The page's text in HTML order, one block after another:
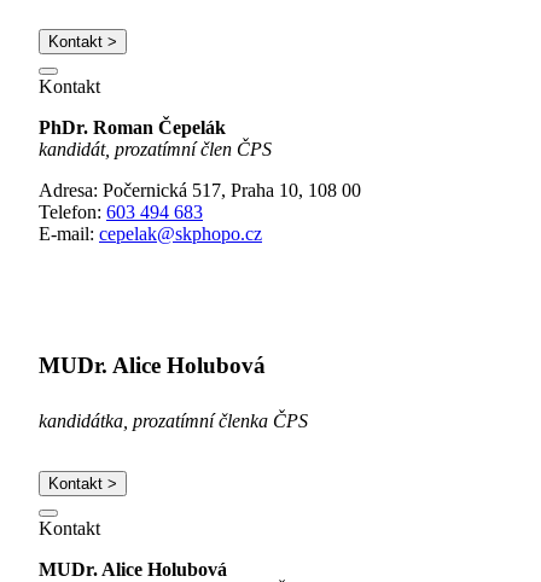
Kontakt >
Kontakt
PhDr. Roman Čepelák
kandidát, prozatímní člen ČPS
Adresa: Počernická 517, Praha 10, 108 00
Telefon: 603 494 683
E-mail: cepelak@skphopo.cz
MUDr. Alice Holubová
kandidátka, prozatímní členka ČPS
Kontakt >
Kontakt
MUDr. Alice Holubová